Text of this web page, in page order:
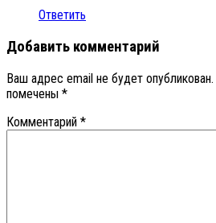
Ответить
Добавить комментарий
Ваш адрес email не будет опубликован.
помечены *
Комментарий *